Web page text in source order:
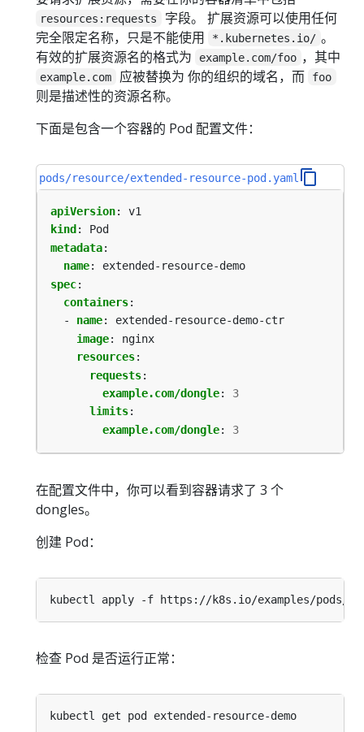
resources:requests
字段。 扩展资源可以使用任何
完全限定名称，只是不能使用
*.kubernetes.io/ 。
有效的扩展资源名的格式为
example.com/foo ，其中
example.com 应被替换为 你的组织的域名，而 foo
则是描述性的资源名称。
下面是包含一个容器的 Pod 配置文件：
pods/resource/extended-resource-pod.yaml
apiVersion:
v1
kind :
Pod
metadata:
name:
extended-resource-demo
spec:
containers:
- name:
extended-resource-demo-ctr
image:
nginx
resources:
requests:
example.com/dongle:
3
limits:
example.com/dongle: 3
在配置文件中，你可以看到容器请求了 3 个
dongles。
创建 Pod：
检查 Pod 是否运行正常：